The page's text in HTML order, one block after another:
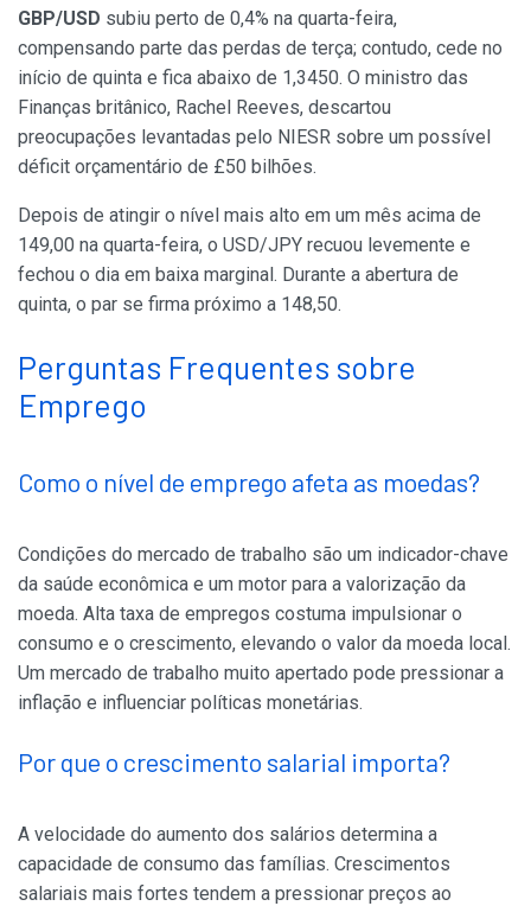
GBP/USD subiu perto de 0,4% na quarta-feira,
compensando parte das perdas de terça; contudo, cede no
início de quinta e fica abaixo de 1,3450. O ministro das
Finanças britânico, Rachel Reeves, descartou
preocupações levantadas pelo NIESR sobre um possível
déficit orçamentário de £50 bilhões.
Depois de atingir o nível mais alto em um mês acima de
149,00 na quarta-feira, o USD/JPY recuou levemente e
fechou o dia em baixa marginal. Durante a abertura de
quinta, o par se firma próximo a 148,50.
Perguntas Frequentes sobre
Emprego
Como o nível de emprego afeta as moedas?
Condições do mercado de trabalho são um indicador-chave
da saúde econômica e um motor para a valorização da
moeda. Alta taxa de empregos costuma impulsionar o
consumo e o crescimento, elevando o valor da moeda local.
Um mercado de trabalho muito apertado pode pressionar a
inflação e influenciar políticas monetárias.
Por que o crescimento salarial importa?
A velocidade do aumento dos salários determina a
capacidade de consumo das famílias. Crescimentos
salariais mais fortes tendem a pressionar preços ao